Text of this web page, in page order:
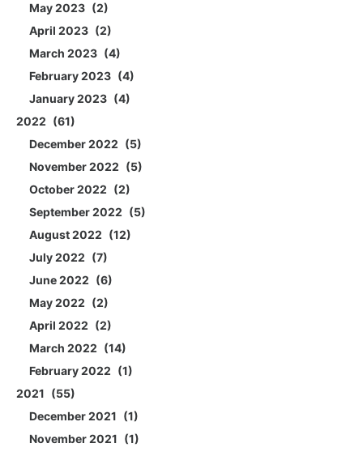
May 2023
2
April 2023
2
March 2023
4
February 2023
4
January 2023
4
2022
61
December 2022
5
November 2022
5
October 2022
2
September 2022
5
August 2022
12
July 2022
7
June 2022
6
May 2022
2
April 2022
2
March 2022
14
February 2022
1
2021
55
December 2021
1
November 2021
1